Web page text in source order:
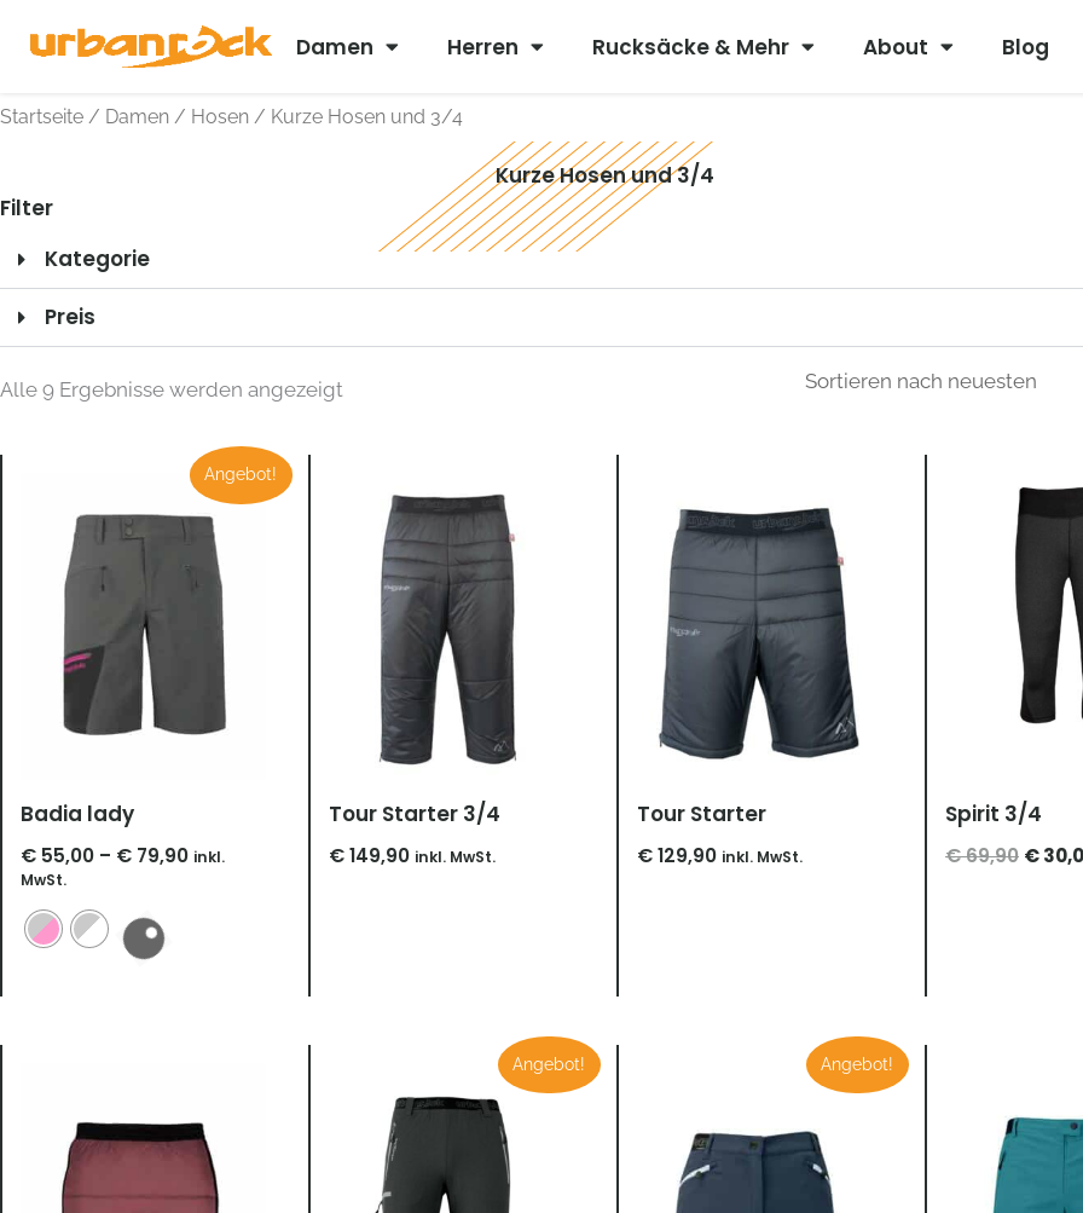
Inhalt
Damen Herren Rucksäcke & Mehr About Blog
Startseite / Damen / Hosen / Kurze Hosen und 3/4
Kurze Hosen und 3/4
Filter
Kategorie
Preis
Alle 9 Ergebnisse werden angezeigt
Angebot!
Badia lady
€ 55,00 – € 79,90
Preisspanne:
€ 55,00
bis
€ 79,90
inkl.
MwSt.
Tour Starter 3/4
€149,90 inkl. MwSt.
Tour Starter
€129,90 inkl. MwSt.
Spirit 3/4
€69,90
Preis
war:
€
Angebot!
Preisspanne:
€ 39,90
bis
€ 89,90
Angebot!
Preisspanne:
€ 19,00